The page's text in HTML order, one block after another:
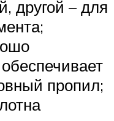
другой – для
пропил;